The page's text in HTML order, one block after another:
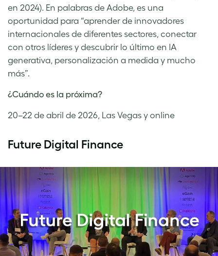
en 2024). En palabras de Adobe, es una
oportunidad para “aprender de innovadores
internacionales de diferentes sectores, conectar
con otros líderes y descubrir lo último en IA
generativa, personalización a medida y mucho
más”.
¿Cuándo es la próxima?
20–22 de abril de 2026, Las Vegas y online
Future Digital Finance